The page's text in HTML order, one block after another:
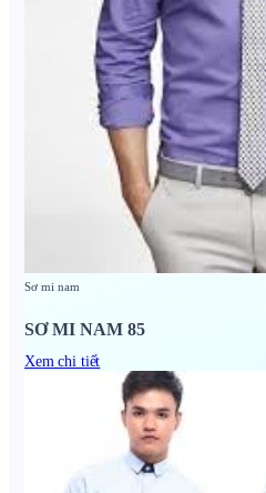
Sơ mi nam
SƠ MI NAM 85
Xem chi tiết